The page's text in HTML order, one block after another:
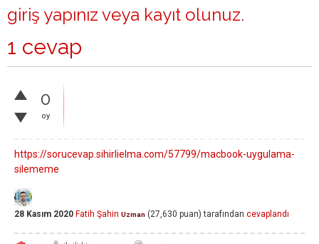
giriş yapınız veya kayıt olunuz.
1 cevap
0
oy
https://sorucevap.sihirlielma.com/57799/macbook-uygulama-
silememe
28 Kasım 2020 Fatih Şahin Uzman (27,630 puan) tarafından cevaplandı